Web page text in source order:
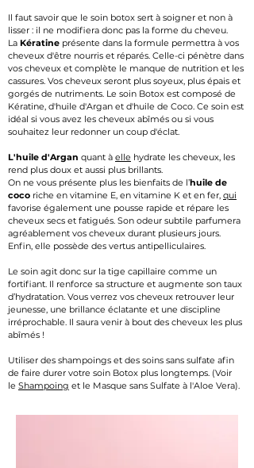
Il faut savoir que le soin botox sert à soigner et non à
lisser : il ne modifiera donc pas la forme du cheveu.
La Kératine présente dans la formule permettra à vos
cheveux d'être nourris et réparés. Celle-ci pénètre dans
vos cheveux et complète le manque de nutrition et les
cassures. Vos cheveux seront plus soyeux, plus épais et
gorgés de nutriments. Le soin Botox est composé de
Kératine, d'huile d'Argan et d'huile de Coco. Ce soin est
idéal si vous avez les cheveux abîmés ou si vous
souhaitez leur redonner un coup d'éclat.
L'huile d'Argan quant à elle hydrate les cheveux, les
rend plus doux et aussi plus brillants.
On ne vous présente plus les bienfaits de l’huile de
coco riche en vitamine E, en vitamine K et en fer, qui
favorise également une pousse rapide et répare les
cheveux secs et fatigués. Son odeur subtile parfumera
agréablement vos cheveux durant plusieurs jours.
Enfin, elle possède des vertus antipelliculaires.​
Le soin agit donc sur la tige capillaire comme un
fortifiant. Il renforce sa structure et augmente son taux
d’hydratation. Vous verrez vos cheveux retrouver leur
jeunesse, une brillance éclatante et une discipline
irréprochable. Il saura venir à bout des cheveux les plus
abîmés !
Utiliser des shampoings et des soins sans sulfate afin
de faire durer votre soin Botox plus longtemps. (Voir
le Shampoing et le Masque sans Sulfate à l'Aloe Vera).